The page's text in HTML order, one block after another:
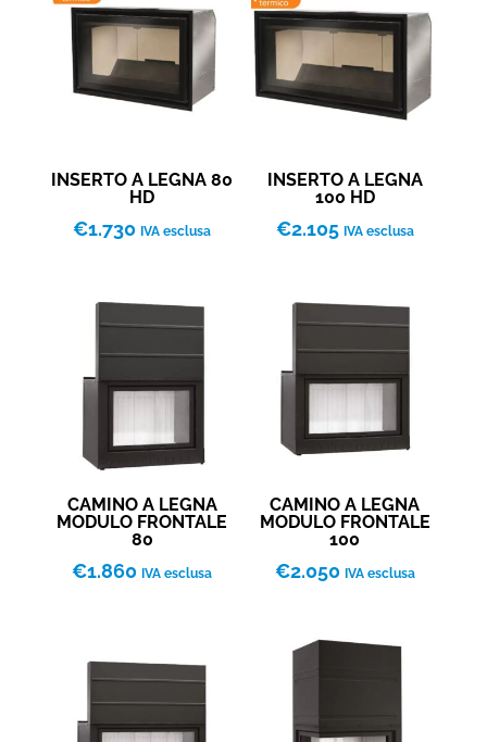
INSERTO A LEGNA 80
HD
€1.730 IVA esclusa
INSERTO A LEGNA
100 HD
€2.105 IVA esclusa
CAMINO A LEGNA
MODULO FRONTALE
80
€1.860 IVA esclusa
CAMINO A LEGNA
MODULO FRONTALE
100
€2.050 IVA esclusa